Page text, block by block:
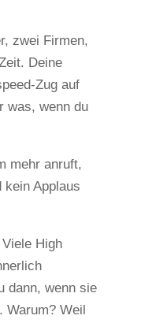
zwei Firmen,
Deine
Zug auf
was, wenn du
mehr anruft,
kein Applaus
High
dann, wenn sie
Warum? Weil